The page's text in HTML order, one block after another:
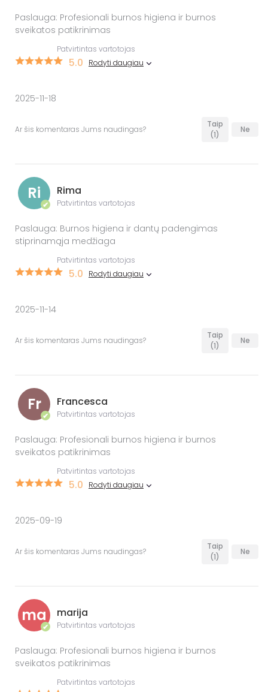
Paslauga: Profesionali burnos higiena ir burnos
sveikatos patikrinimas
Patvirtintas vartotojas
5.0 Rodyti daugiau
2025-11-18
Ar šis komentaras Jums naudingas?
Taip
(1)
Ne
Ri
✔
Rima
Patvirtintas vartotojas
Paslauga: Burnos higiena ir dantų padengimas
stiprinamąja medžiaga
Patvirtintas vartotojas
5.0 Rodyti daugiau
2025-11-14
Ar šis komentaras Jums naudingas?
Taip
(1)
Ne
Fr
✔
Francesca
Patvirtintas vartotojas
Paslauga: Profesionali burnos higiena ir burnos
sveikatos patikrinimas
Patvirtintas vartotojas
5.0 Rodyti daugiau
2025-09-19
Ar šis komentaras Jums naudingas?
Taip
(1)
Ne
ma
✔
marija
Patvirtintas vartotojas
Paslauga: Profesionali burnos higiena ir burnos
sveikatos patikrinimas
Patvirtintas vartotojas